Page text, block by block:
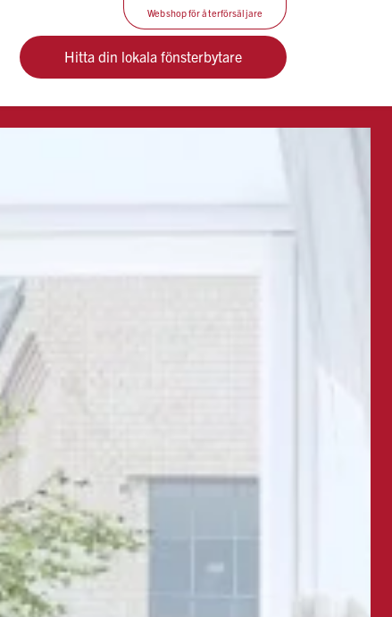
Webshop för återförsäljare
Hitta din lokala fönsterbytare